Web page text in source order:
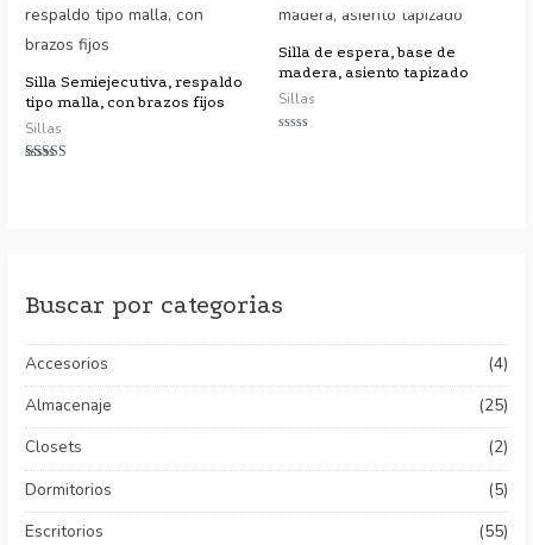
Buscar por categorias
Accesorios
(4)
Almacenaje
(25)
Closets
(2)
Dormitorios
(5)
Escritorios
(55)
Silla Semiejecutiva, respaldo
tipo malla, con brazos fijos
Sillas
Silla de espera, base de
madera, asiento tapizado
Sillas